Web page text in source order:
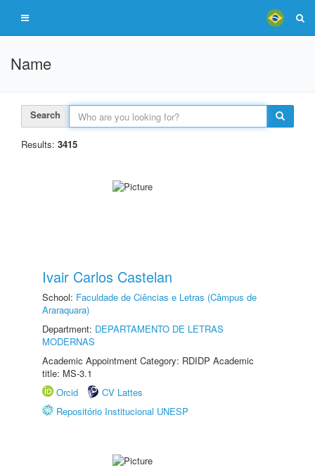
Name
Search
Results: 3415
Ivair Carlos Castelan
School: Faculdade de Ciências e Letras (Câmpus de
Araraquara)
Department: DEPARTAMENTO DE LETRAS
MODERNAS
Academic Appointment Category: RDIDP Academic
title: MS-3.1
Orcid
CV Lattes
Repositório Institucional UNESP